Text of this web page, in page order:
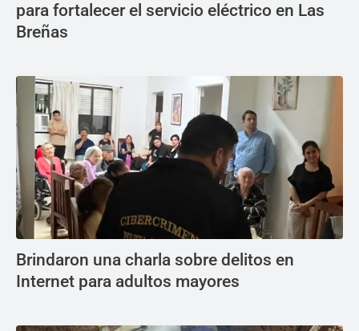
para fortalecer el servicio eléctrico en Las
Breñas
Brindaron una charla sobre delitos en
Internet para adultos mayores